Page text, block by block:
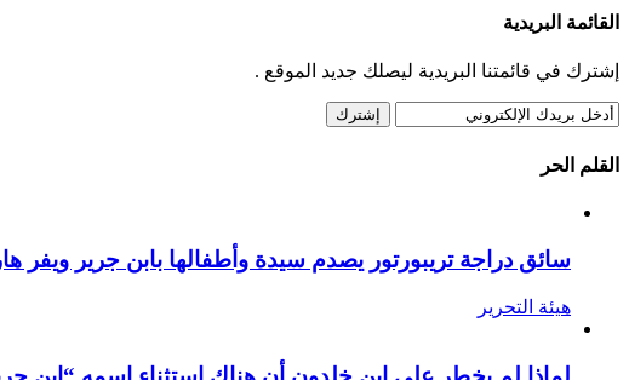
القائمة البريدية
إشترك في قائمتنا البريدية ليصلك جديد الموقع .
القلم الحر
سائق دراجة تريبورتور يصدم سيدة وأطفالها بابن جرير ويفر
هيئة التحرير